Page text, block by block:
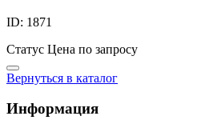
ID: 1871
Статус Цена по запросу
Вернуться в каталог
Информация